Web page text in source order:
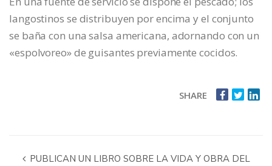
langostinos se distribuyen por encima y el conjunto
se baña con una salsa americana, adornando con un
«espolvoreo» de guisantes previamente cocidos.
SHARE
PUBLICAN UN LIBRO SOBRE LA VIDA Y OBRA DEL